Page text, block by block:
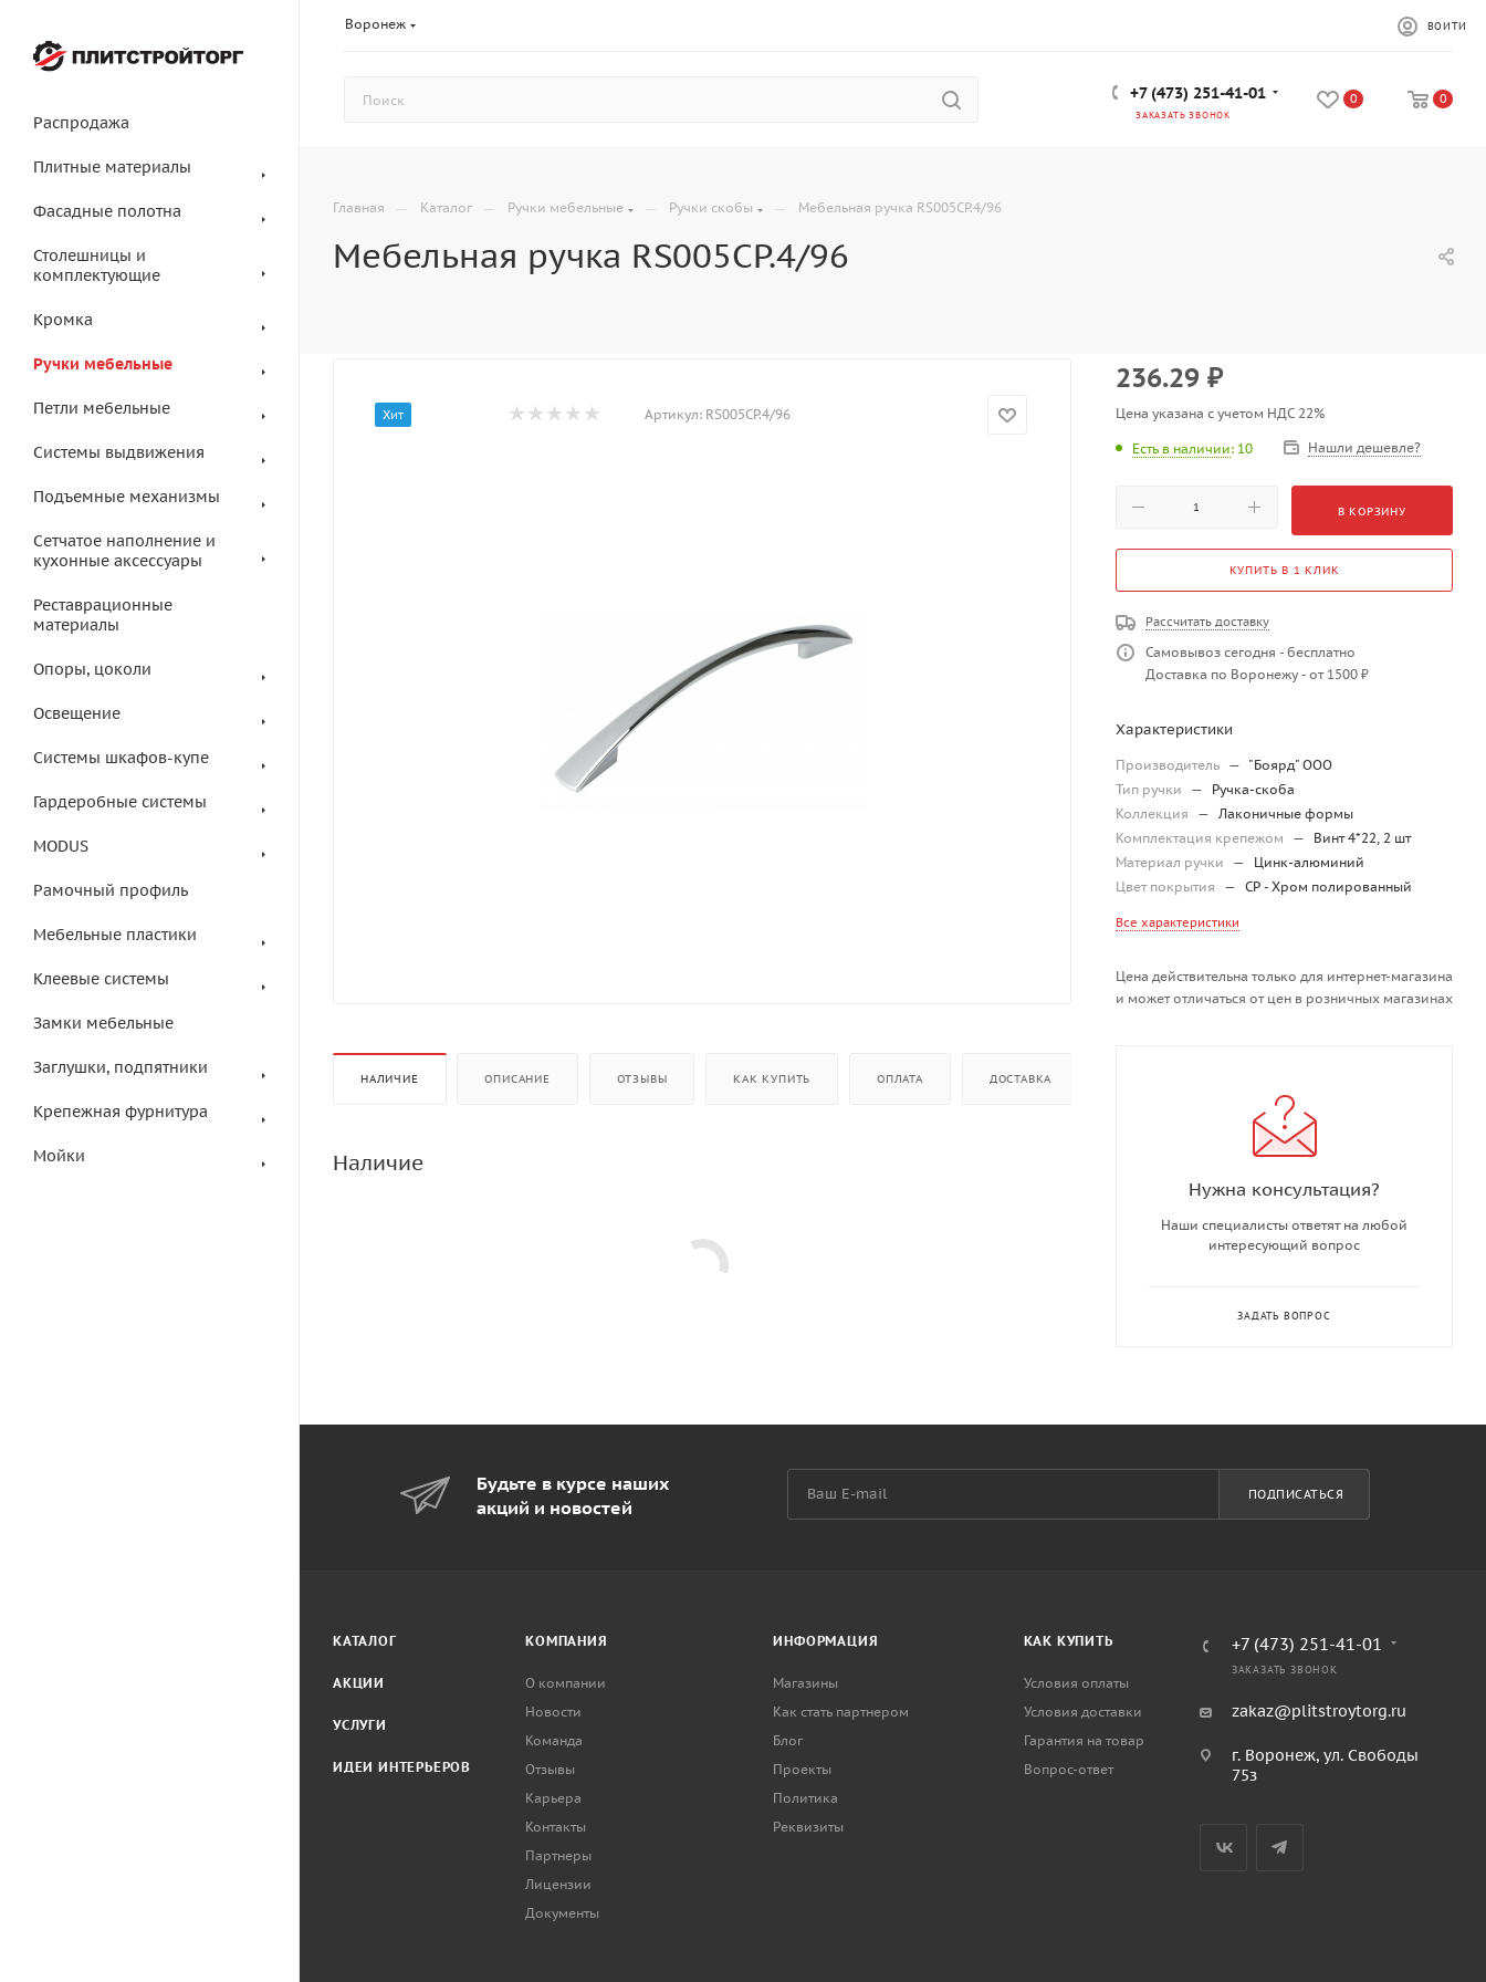
Воронеж ВОЙТИ
+7 (473) 251-41-01
ЗАКАЗАТЬ ЗВОНОК
0 0
Распродажа
Плитные материалы
Фасадные полотна
Столешницы и
комплектующие
Кромка
Ручки мебельные
Петли мебельные
Системы выдвижения
Подъемные механизмы
Сетчатое наполнение и
кухонные аксессуары
Реставрационные
материалы
Опоры, цоколи
Освещение
Системы шкафов-купе
Гардеробные системы
MODUS
Рамочный профиль
Мебельные пластики
Клеевые системы
Замки мебельные
Заглушки, подпятники
Крепежная фурнитура
Мойки
Главная — Каталог — Ручки мебельные — Ручки скобы — Мебельная ручка RS005CP.4/96
Мебельная ручка RS005CP.4/96
Хит Артикул: RS005CP.4/96
НАЛИЧИЕ ОПИСАНИЕ ОТЗЫВЫ КАК КУПИТЬ ОПЛАТА ДОСТАВКА
Наличие
236.29 ₽
Цена указана с учетом НДС 22%
Есть в наличии: 10 Нашли дешевле?
В КОРЗИНУ
КУПИТЬ В 1 КЛИК
Рассчитать доставку
Самовывоз сегодня - бесплатно
Доставка по Воронежу - от 1500 ₽
Характеристики
Производитель — "Боярд" ООО
Тип ручки
—
Ручка-скоба
Коллекция
— Лаконичные формы
Комплектация крепежом
—
Винт 4*22, 2 шт
Материал ручки
—
Цинк-алюминий
Цвет покрытия
— CP - Хром полированный
Все характеристики
Цена действительна только для интернет-магазина
и может отличаться от цен в розничных магазинах
Нужна консультация?
Наши специалисты ответят на любой
интересующий вопрос
ЗАДАТЬ ВОПРОС
Будьте в курсе наших
акций и новостей
ПОДПИСАТЬСЯ
КАТАЛОГ
АКЦИИ
УСЛУГИ
ИДЕИ ИНТЕРЬЕРОВ
КОМПАНИЯ
О компании
Новости
Команда
Отзывы
Карьера
Контакты
Партнеры
Лицензии
Документы
ИНФОРМАЦИЯ
Магазины
Как стать партнером
Блог
Проекты
Политика
Реквизиты
КАК КУПИТЬ
Условия оплаты
Условия доставки
Гарантия на товар
Вопрос-ответ
+7 (473) 251-41-01
ЗАКАЗАТЬ ЗВОНОК
zakaz@plitstroytorg.ru
г. Воронеж, ул. Свободы
75з